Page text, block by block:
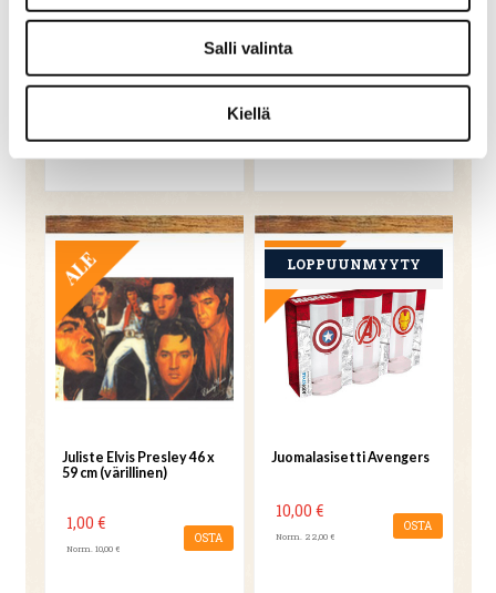
Salli valinta
Kiellä
Juliste Elvis Presley 35 x
Norm. 8,00 €
Juliste Elvis Presley 46 x
Norm. 10,00 €
TARJOUS
Juliste Elvis Presley 46 x
59 cm (värillinen)
1,00 €
Norm. 10,00 €
OSTA
Juomalasisetti Avengers
10,00 €
Norm. 22,00 €
OSTA